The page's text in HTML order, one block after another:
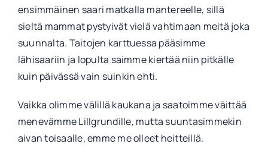
ensimmäinen saari matkalla mantereelle, sillä
sieltä mammat pystyivät vielä vahtimaan meitä joka
suunnalta. Taitojen karttuessa pääsimme
lähisaariin ja lopulta saimme kiertää niin pitkälle
kuin päivässä vain suinkin ehti.
Vaikka olimme välillä kaukana ja saatoimme väittää
menevämme Lillgrundille, mutta suuntasimmekin
aivan toisaalle, emme me olleet heitteillä.